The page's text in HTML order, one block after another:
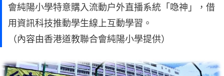
會純陽小學特意購入流動户外直播系統「喼神」，借
用資訊科技推動學生線上互動學習。
（內容由香港道教聯合會純陽小學提供）